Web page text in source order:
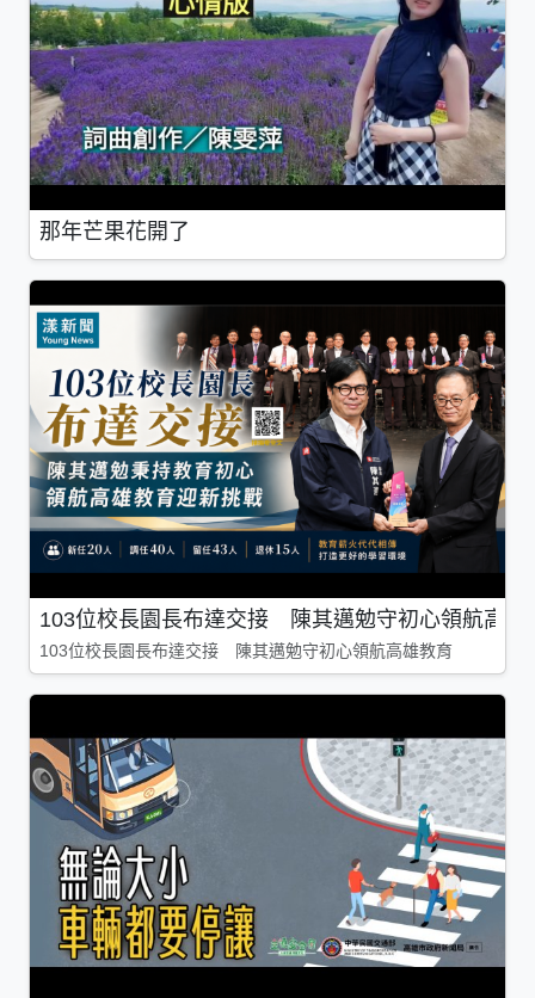
那年芒果花開了
103位校長園長布達交接 陳其邁勉守初心領航高雄
103位校長園長布達交接 陳其邁勉守初心領航高雄教育